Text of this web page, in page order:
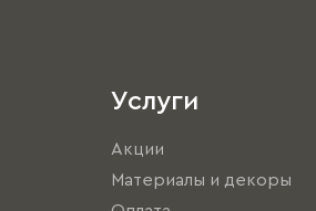
Услуги
Акции
Материалы и декоры